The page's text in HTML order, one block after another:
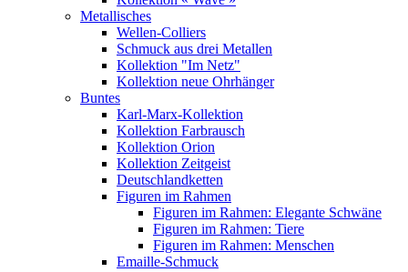
Metallisches
Wellen-Colliers
Schmuck aus drei Metallen
Kollektion "Im Netz"
Kollektion neue Ohrhänger
Buntes
Karl-Marx-Kollektion
Kollektion Farbrausch
Kollektion Orion
Kollektion Zeitgeist
Deutschlandketten
Figuren im Rahmen
Figuren im Rahmen: Elegante Schwäne
Figuren im Rahmen: Tiere
Figuren im Rahmen: Menschen
Emaille-Schmuck